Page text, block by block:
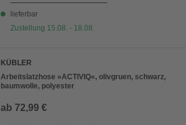
lieferbar
Zustellung 15.08. - 18.08.
KÜBLER
Arbeitslatzhose »ACTIVIQ«, olivgruen, schwarz,
baumwolle, polyester
ab 72,99 €